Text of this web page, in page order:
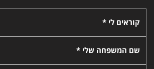
קוראים לי *
שם המשפחה שלי *